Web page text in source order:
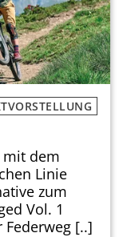
mit dem
Linie
zum
Vol. 1
[..]